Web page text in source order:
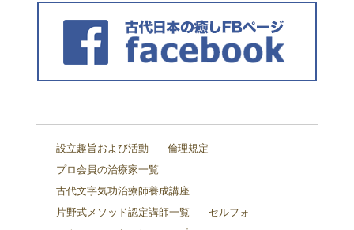
設立趣旨および活動
倫理規定
プロ会員の治療家一覧
古代文字気功治療師養成講座
片野式メソッド認定講師一覧
セルフォ